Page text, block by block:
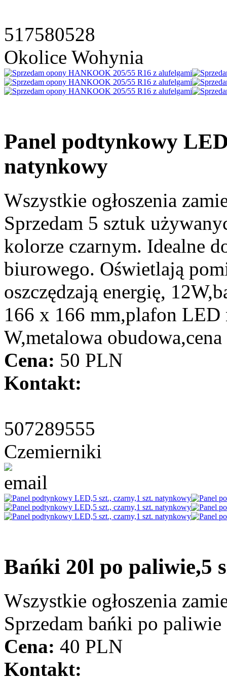
517580528
Okolice Wohynia
Panel podtynkowy
natynkowy
Wszystkie ogłoszenia
Sprzedam 5 sztuk
kolorze czarnym. Idealne
biurowego. Oświetlają
oszczędzają energię,
166 x 166 mm,plafon LED
W,metalowa obudowa,cena
Cena: 50 PLN
Kontakt:
507289555
Czemierniki
Bańki 20l po paliwie,5
Wszystkie ogłoszenia
Sprzedam bańki po
Cena: 40 PLN
Kontakt: